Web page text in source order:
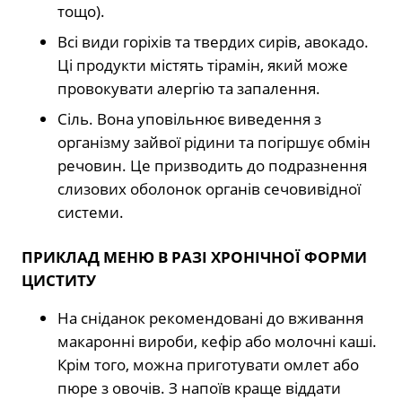
тощо).
Всі види горіхів та твердих сирів, авокадо.
Ці продукти містять тірамін, який може
провокувати алергію та запалення.
Сіль. Вона уповільнює виведення з
організму зайвої рідини та погіршує обмін
речовин. Це призводить до подразнення
слизових оболонок органів сечовивідної
системи.
ПРИКЛАД МЕНЮ В РАЗІ ХРОНІЧНОЇ ФОРМИ
ЦИСТИТУ
На сніданок рекомендовані до вживання
макаронні вироби, кефір або молочні каші.
Крім того, можна приготувати омлет або
пюре з овочів. З напоїв краще віддати